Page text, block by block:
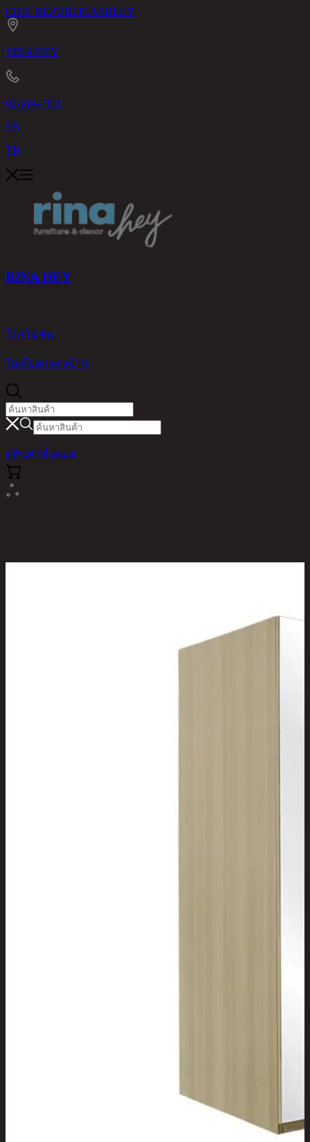
CHIC REPUBLICASHLEY
RINA HEY
02-514-7111
EN
TH
RINA HEY
โปรโมชัน
ไอเดียตกแต่งบ้าน
ดูสินค้าทั้งหมด